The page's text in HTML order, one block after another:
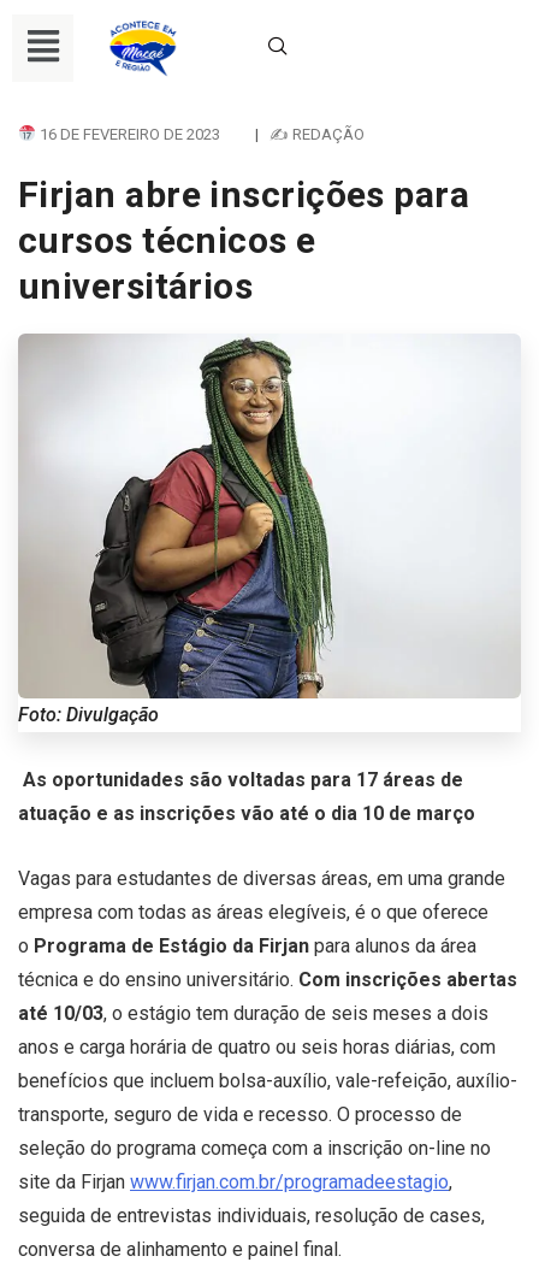
16 DE FEVEREIRO DE 2023 | ✍ REDAÇÃO
Firjan abre inscrições para
cursos técnicos e
universitários
Foto: Divulgação
As oportunidades são voltadas para 17 áreas de
atuação e as inscrições vão até o dia 10 de março
Vagas para estudantes de diversas áreas, em uma grande
empresa com todas as áreas elegíveis, é o que oferece
o Programa de Estágio da Firjan para alunos da área
técnica e do ensino universitário. Com inscrições abertas
até 10/03, o estágio tem duração de seis meses a dois
anos e carga horária de quatro ou seis horas diárias, com
benefícios que incluem bolsa-auxílio, vale-refeição, auxílio-
transporte, seguro de vida e recesso. O processo de
seleção do programa começa com a inscrição on-line no
site da Firjan www.firjan.com.br/programadeestagio,
seguida de entrevistas individuais, resolução de cases,
conversa de alinhamento e painel final.